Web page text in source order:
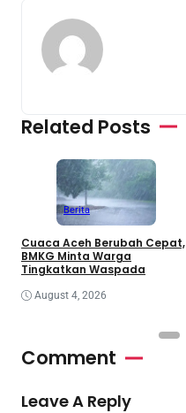
Related Posts
Berita
Cuaca Aceh Berubah Cepat,
BMKG Minta Warga
Tingkatkan Waspada
August 4, 2026
Comment
Leave A Reply